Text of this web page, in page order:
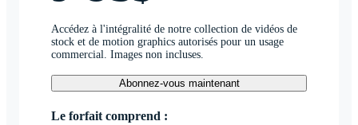
Accédez à l'intégralité de notre collection de vidéos de
stock et de motion graphics autorisés pour un usage
commercial. Images non incluses.
Abonnez-vous maintenant
Le forfait comprend :